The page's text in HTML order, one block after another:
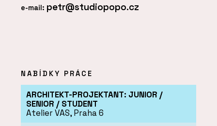
e-mail: petr@studiopopo.cz
NABÍDKY PRÁCE
ARCHITEKT-PROJEKTANT: JUNIOR /
SENIOR / STUDENT
Atelier VAS, Praha 6